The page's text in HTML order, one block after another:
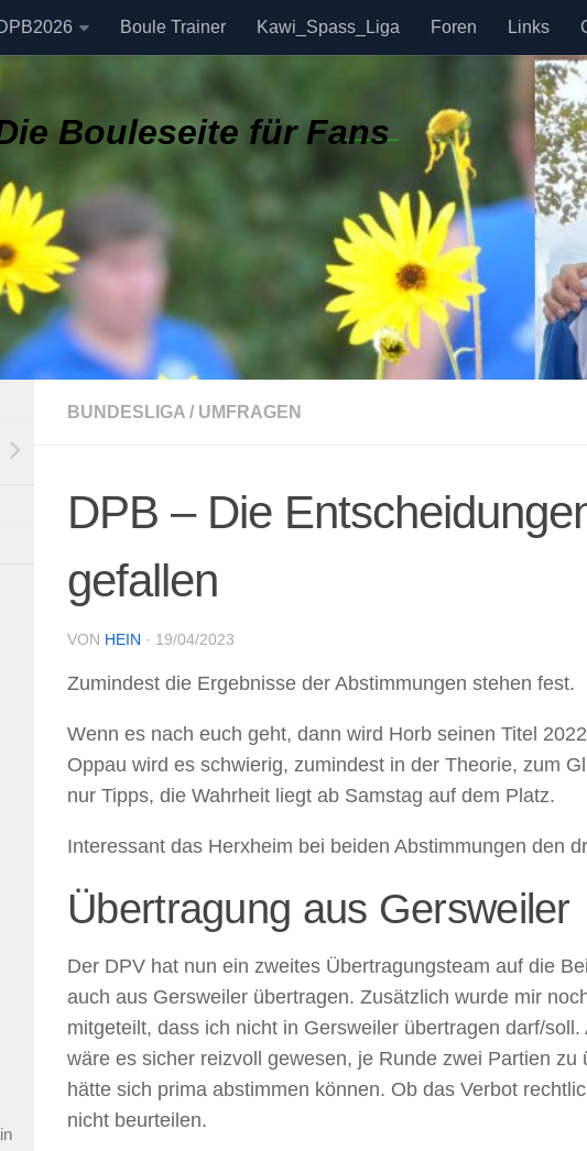
Boule Trainer Kawi_Spass_Liga Foren Links
Bouleseite für Fans
BUNDESLIGA / UMFRAGEN
DPB – Die
gefallen
VON HEIN · 19/04/2023
Zumindest die Ergebnisse der Abstimmungen stehen fest.
Wenn es nach euch geht, dann wird Horb seinen Titel
Oppau wird es schwierig, zumindest in der Theorie, zum
nur Tipps, die Wahrheit liegt ab Samstag auf dem Platz.
Interessant das Herxheim bei beiden Abstimmungen den
Übertragung aus Gersweiler
Der DPV hat nun ein zweites Übertragungsteam auf die
auch aus Gersweiler übertragen. Zusätzlich wurde mir
mitgeteilt, dass ich nicht in Gersweiler übertragen darf/
wäre es sicher reizvoll gewesen, je Runde zwei Partien zu
hätte sich prima abstimmen können. Ob das Verbot
nicht beurteilen.